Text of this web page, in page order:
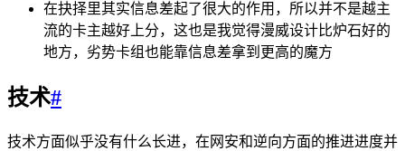
在抉择里其实信息差起了很大的作用，所以并不是越主
流的卡主越好上分，这也是我觉得漫威设计比炉石好的
地方，劣势卡组也能靠信息差拿到更高的魔方
技术#
技术方面似乎没有什么长进，在网安和逆向方面的推进进度并